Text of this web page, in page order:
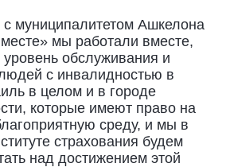
с муниципалитетом Ашкелона
мы работали вместе,
уровень обслуживания и
с инвалидностью в
в целом и в городе
которые имеют право на
среду, и мы в
страхования будем
над достижением этой